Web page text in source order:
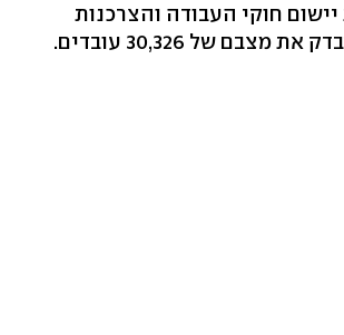
את יישום חוקי העבודה והצרכנות